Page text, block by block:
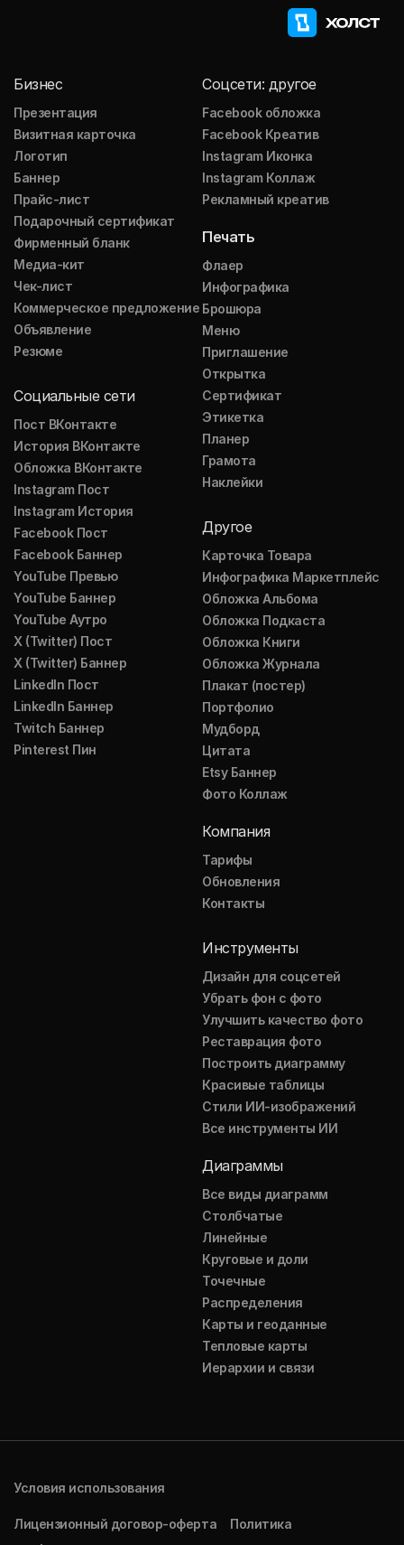
Бизнес
Презентация
Визитная карточка
Логотип
Баннер
Прайс-лист
Подарочный сертификат
Фирменный бланк
Медиа-кит
Чек-лист
Коммерческое предложение
Объявление
Резюме
Социальные сети
Пост ВКонтакте
История ВКонтакте
Обложка ВКонтакте
Instagram Пост
Instagram История
Facebook Пост
Facebook Баннер
YouTube Превью
YouTube Баннер
YouTube Аутро
X (Twitter) Пост
X (Twitter) Баннер
LinkedIn Пост
LinkedIn Баннер
Twitch Баннер
Pinterest Пин
Соцсети: другое
Facebook обложка
Facebook Креатив
Instagram Иконка
Instagram Коллаж
Рекламный креатив
Печать
Флаер
Инфографика
Брошюра
Меню
Приглашение
Открытка
Сертификат
Этикетка
Планер
Грамота
Наклейки
Другое
Карточка Товара
Инфографика Маркетплейс
Обложка Альбома
Обложка Подкаста
Обложка Книги
Обложка Журнала
Плакат (постер)
Портфолио
Мудборд
Цитата
Etsy Баннер
Фото Коллаж
Компания
Тарифы
Обновления
Контакты
Инструменты
Дизайн для соцсетей
Убрать фон с фото
Улучшить качество фото
Реставрация фото
Построить диаграмму
Красивые таблицы
Стили ИИ-изображений
Все инструменты ИИ
Диаграммы
Все виды диаграмм
Столбчатые
Линейные
Круговые и доли
Точечные
Распределения
Карты и геоданные
Тепловые карты
Иерархии и связи
Условия использования
Лицензионный договор-оферта
Политика